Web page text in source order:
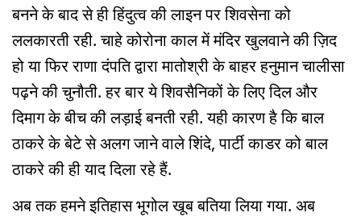
बनने के बाद से ही हिंदुत्व की लाइन पर शिवसेना को
ललकारती रही. चाहे कोरोना काल में मंदिर खुलवाने की ज़िद
हो या फिर राणा दंपति द्वारा मातोश्री के बाहर हनुमान चालीसा
पढ़ने की चुनौती. हर बार ये शिवसैनिकों के लिए दिल और
दिमाग के बीच की लड़ाई बनती रही. यही कारण है कि बाल
ठाकरे के बेटे से अलग जाने वाले शिंदे, पार्टी काडर को बाल
ठाकरे की ही याद दिला रहे हैं.
अब तक हमने इतिहास भूगोल खूब बतिया लिया गया. अब